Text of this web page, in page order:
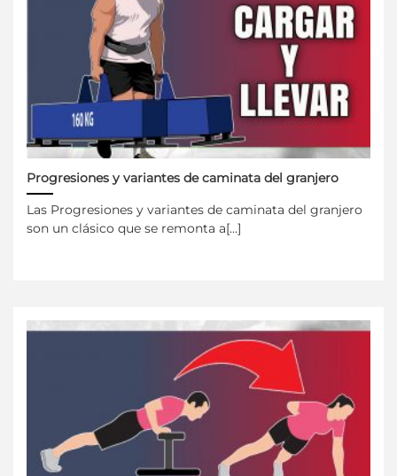
Progresiones y variantes de caminata del granjero
Las Progresiones y variantes de caminata del granjero
son un clásico que se remonta a[...]